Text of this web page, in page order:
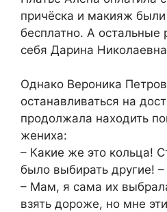
причёска и макияж
бесплатно. А остальные
себя Дарина
Однако Вероника
останавливаться на
продолжала находить
жениха:
– Какие же это кольца!
было выбирать другие!
– Мам, я сама их
взять дороже, но мне